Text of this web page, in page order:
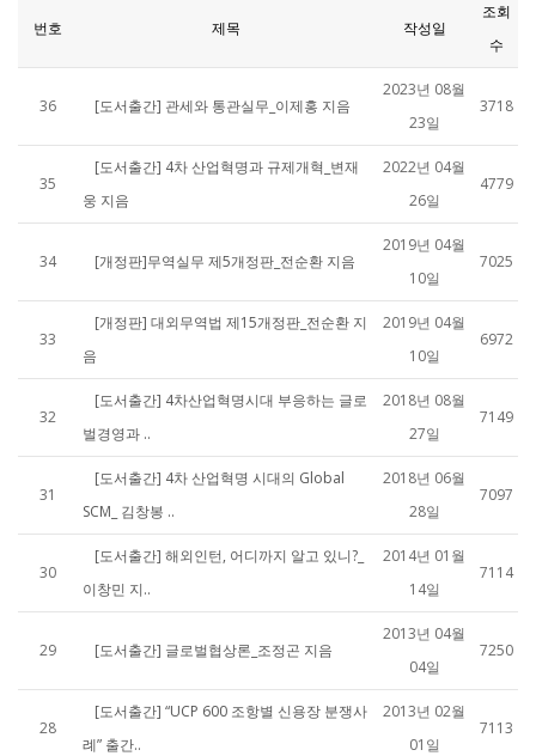
번호 제목 작성일
조회
수
36 [도서출간] 관세와 통관실무_이제홍 지음
2023년 08월
23일
3718
35
[도서출간] 4차 산업혁명과 규제개혁_변재
웅 지음
2022년 04월
26일
4779
34 [개정판]무역실무 제5개정판_전순환 지음
2019년 04월
10일
7025
33
[개정판] 대외무역법 제15개정판_전순환 지
음
2019년 04월
10일
6972
32
[도서출간] 4차산업혁명시대 부응하는 글로
벌경영과 ..
2018년 08월
27일
7149
31
[도서출간] 4차 산업혁명 시대의 Global
SCM_ 김창봉 ..
2018년 06월
28일
7097
30
[도서출간] 해외인턴, 어디까지 알고 있니?_
이창민 지..
2014년 01월
14일
7114
29 [도서출간] 글로벌협상론_조정곤 지음
2013년 04월
04일
7250
28
[도서출간] “UCP 600 조항별 신용장 분쟁사
례” 출간..
2013년 02월
01일
7113